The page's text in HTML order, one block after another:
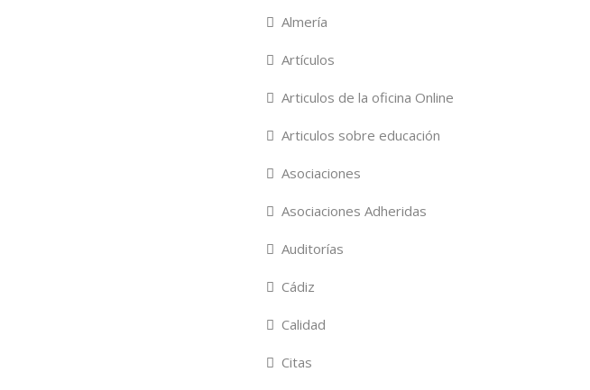
Almería
Artículos
Articulos de la oficina Online
Articulos sobre educación
Asociaciones
Asociaciones Adheridas
Auditorías
Cádiz
Calidad
Citas